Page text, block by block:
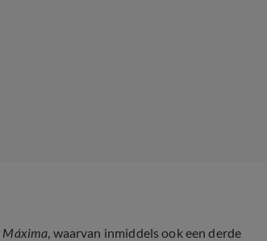
Máxima, waarvan inmiddels ook een derde